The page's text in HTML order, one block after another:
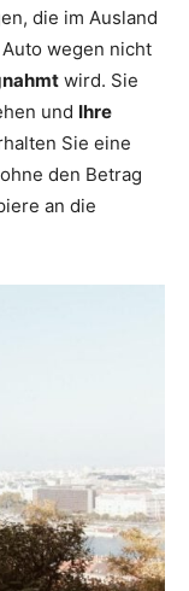
die im Ausland
wegen nicht
wird. Sie
und Ihre
Sie eine
den Betrag
an die